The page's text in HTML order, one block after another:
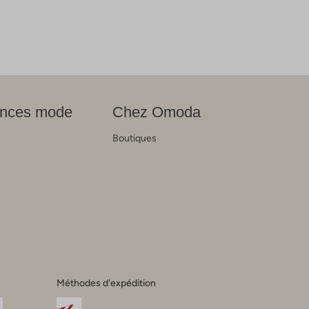
mode Chez Omoda
Boutiques
Méthodes d'expédition